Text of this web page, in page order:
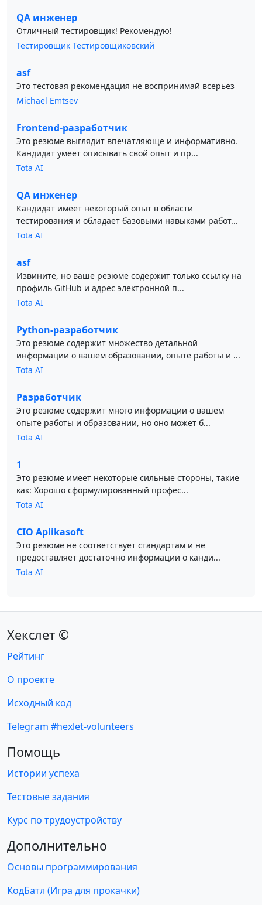
QA инженер
Отличный тестировщик! Рекомендую!
Тестировщик Тестировщиковский
asf
Это тестовая рекомендация не воспринимай всерьёз
Michael Emtsev
Frontend-разработчик
Это резюме выглядит впечатляюще и информативно.
Кандидат умеет описывать свой опыт и пр...
Tota AI
QA инженер
Кандидат имеет некоторый опыт в области
тестирования и обладает базовыми навыками работ...
Tota AI
asf
Извините, но ваше резюме содержит только ссылку на
профиль GitHub и адрес электронной п...
Tota AI
Python-разработчик
Это резюме содержит множество детальной
информации о вашем образовании, опыте работы и ...
Tota AI
Разработчик
Это резюме содержит много информации о вашем
опыте работы и образовании, но оно может б...
Tota AI
1
Это резюме имеет некоторые сильные стороны, такие
как: Хорошо сформулированный профес...
Tota AI
CIO Aplikasoft
Это резюме не соответствует стандартам и не
предоставляет достаточно информации о канди...
Tota AI
Хекслет ©
Рейтинг
О проекте
Исходный код
Telegram #hexlet-volunteers
Помощь
Истории успеха
Тестовые задания
Курс по трудоустройству
Дополнительно
Основы программирования
КодБатл (Игра для прокачки)